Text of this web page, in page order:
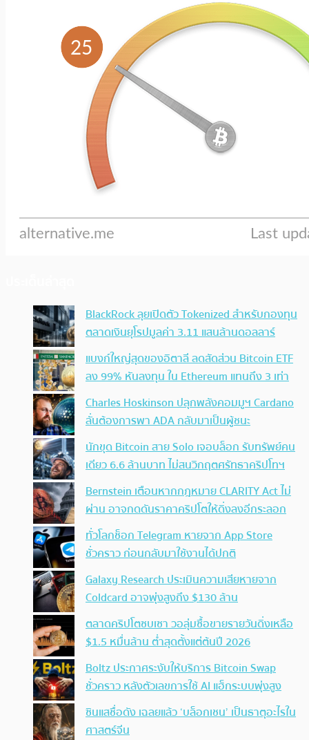
BlackRock ลุยเปิดตัว Tokenized สำหรับกองทุน
ตลาดเงินยุโรปมูลค่า 3.11 แสนล้านดอลลาร์
แบงก์ใหญ่สุดของอิตาลี ลดสัดส่วน Bitcoin ETF
ลง 99% หันลงทุน ใน Ethereum แทนถึง 3 เท่า
Charles Hoskinson ปลุกพลังคอมมูฯ Cardano
ลั่นต้องการพา ADA กลับมาเป็นผู้ชนะ
นักขุด Bitcoin สาย Solo เจอบล็อก รับทรัพย์คน
เดียว 6.6 ล้านบาท ไม่สนวิกฤตศรัทธาคริปโทฯ
Bernstein เตือนหากกฎหมาย CLARITY Act ไม่
ผ่าน อาจกดดันราคาคริปโตให้ดิ่งลงอีกระลอก
ทั่วโลกช็อก Telegram หายจาก App Store
ชั่วคราว ก่อนกลับมาใช้งานได้ปกติ
Galaxy Research ประเมินความเสียหายจาก
Coldcard อาจพุ่งสูงถึง $130 ล้าน
ตลาดคริปโตซบเซา วอลุ่มซื้อขายรายวันดิ่งเหลือ
$1.5 หมื่นล้าน ต่ำสุดตั้งแต่ต้นปี 2026
Boltz ประกาศระงับให้บริการ Bitcoin Swap
ชั่วคราว หลังตัวเลขการใช้ AI แฮ็กระบบพุ่งสูง
ซินแสชื่อดัง เฉลยแล้ว ‘บล็อกเชน’ เป็นธาตุอะไรใน
ศาสตร์จีน